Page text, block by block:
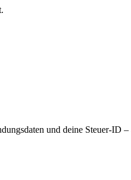
und deine Steuer-ID –